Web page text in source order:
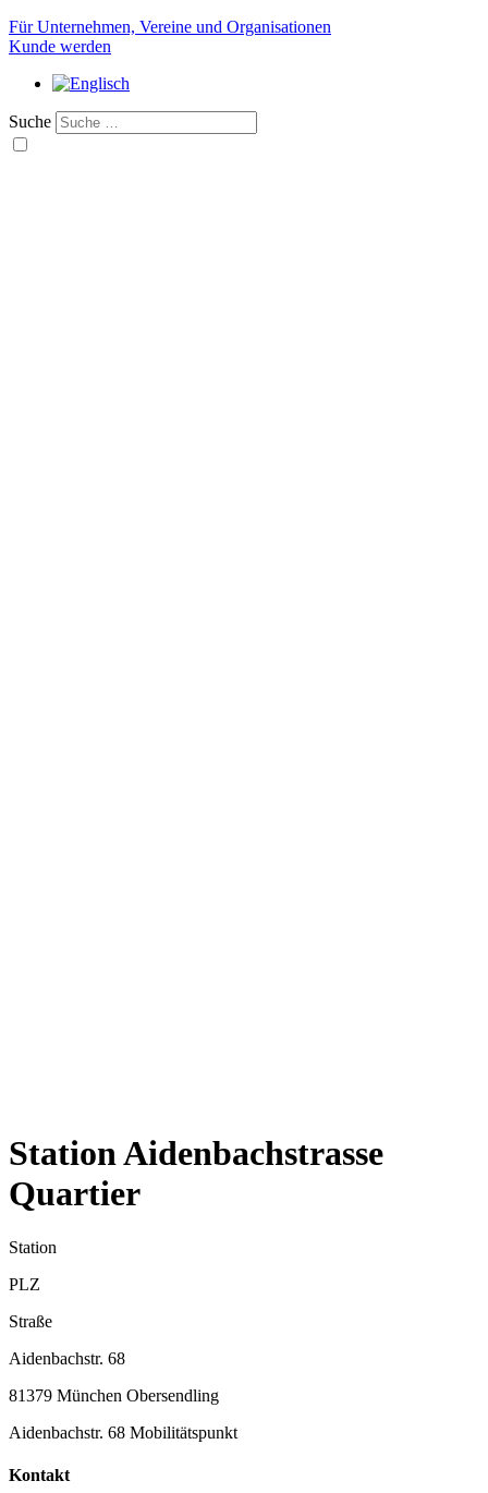
Für Unternehmen, Vereine und Organisationen
Kunde werden
Suche
Station Aidenbachstrasse
Quartier
Station
PLZ
Straße
Aidenbachstr. 68
81379 München Obersendling
Aidenbachstr. 68 Mobilitätspunkt
Kontakt